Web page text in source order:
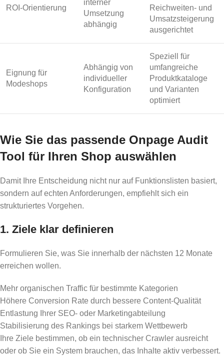
ROI-Orientierung
interner
Umsetzung
abhängig
Reichweiten- und
Umsatzsteigerung
ausgerichtet
Eignung für
Modeshops
Abhängig von
individueller
Konfiguration
Speziell für
umfangreiche
Produktkataloge
und Varianten
optimiert
Wie Sie das passende Onpage Audit
Tool für Ihren Shop auswählen
Damit Ihre Entscheidung nicht nur auf Funktionslisten basiert,
sondern auf echten Anforderungen, empfiehlt sich ein
strukturiertes Vorgehen.
1. Ziele klar definieren
Formulieren Sie, was Sie innerhalb der nächsten 12 Monate
erreichen wollen.
Mehr organischen Traffic für bestimmte Kategorien
Höhere Conversion Rate durch bessere Content-Qualität
Entlastung Ihrer SEO- oder Marketingabteilung
Stabilisierung des Rankings bei starkem Wettbewerb
Ihre Ziele bestimmen, ob ein technischer Crawler ausreicht
oder ob Sie ein System brauchen, das Inhalte aktiv verbessert.